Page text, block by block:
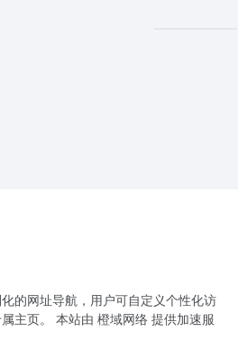
的网址导航，用户可自定义个性化访
主页。 本站由 橙域网络 提供加速服